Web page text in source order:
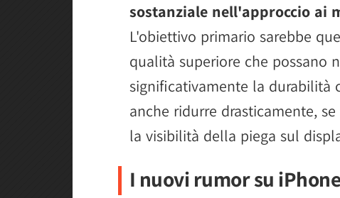
sostanziale nell'approccio ai
L'obiettivo primario sarebbe
qualità superiore che possano
significativamente la durabilità
anche ridurre drasticamente,
la visibilità della piega sul
I nuovi rumor su